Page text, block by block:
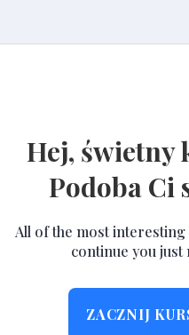
Hej, świetny
Podoba Ci
All of the most
continue you just
ZACZNIJ